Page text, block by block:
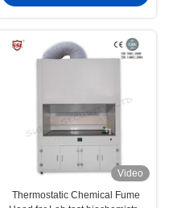
Video
Thermostatic Chemical Fume